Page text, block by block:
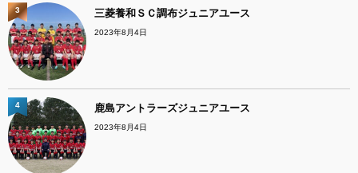
三菱養和ＳＣ調布ジュニアユース
2023年8月4日
3
鹿島アントラーズジュニアユース
2023年8月4日
4